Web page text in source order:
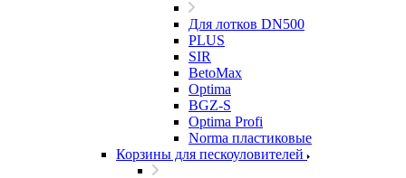
Для лотков DN500
PLUS
SIR
BetoMax
Optima
BGZ-S
Optima Profi
Norma пластиковые
Корзины для пескоуловителей